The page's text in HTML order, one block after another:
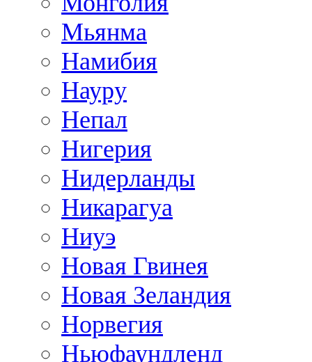
Мьянма
Намибия
Науру
Непал
Нигерия
Нидерланды
Никарагуа
Ниуэ
Новая Гвинея
Новая Зеландия
Норвегия
Ньюфаундленд